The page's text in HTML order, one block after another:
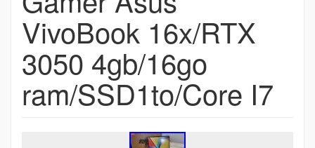
VivoBook 16x/RTX
3050 4gb/16go
ram/SSD1to/Core I7